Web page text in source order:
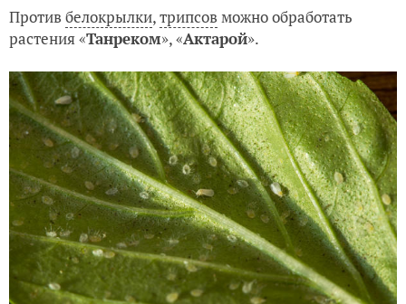
Противбелокрылки,трипсовможно обработать
растения «Танреком», «Актарой».